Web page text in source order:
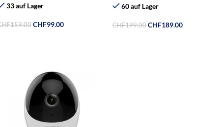
33 auf Lager
159.00 CHF99.00
Zuhause und Geschäft
60 auf Lager
CHF199.00 CHF189.00